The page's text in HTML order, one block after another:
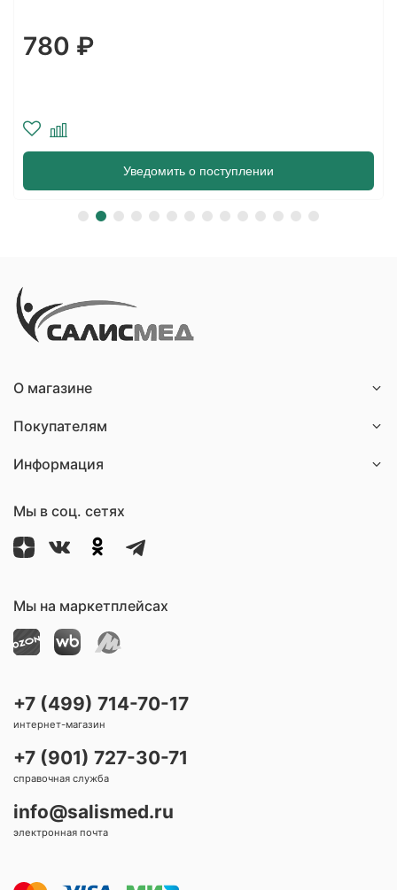
780 ₽
Уведомить о поступлении
О магазине
Покупателям
Информация
Мы в соц. сетях
Мы на маркетплейсах
+7 (499) 714-70-17
интернет-магазин
+7 (901) 727-30-71
справочная служба
info@salismed.ru
электронная почта